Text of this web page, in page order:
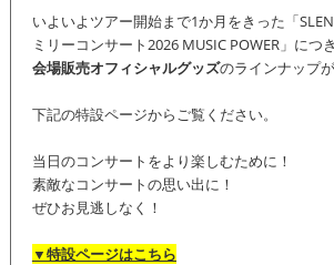
いよいよツアー開始まで1か月をきった「
ミリーコンサート2026 MUSIC POWER」につ
会場販売オフィシャルグッズのラインナップ
下記の特設ページからご覧ください。
当日のコンサートをより楽しむために！
素敵なコンサートの思い出に！
ぜひお見逃しなく！
▼特設ページはこちら